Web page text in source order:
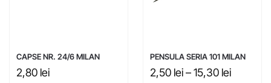
CAPSE NR. 24/6 MILAN
2,80 lei
PENSULA SERIA 101 MILAN
2,50 lei–15,30 lei